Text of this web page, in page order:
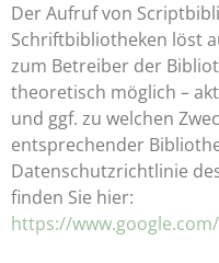
Der Aufruf von
Schriftbibliotheken löst
zum Betreiber der
theoretisch möglich –
und ggf. zu welchen
entsprechender
Datenschutzrichtlinie
finden Sie hier:
https://